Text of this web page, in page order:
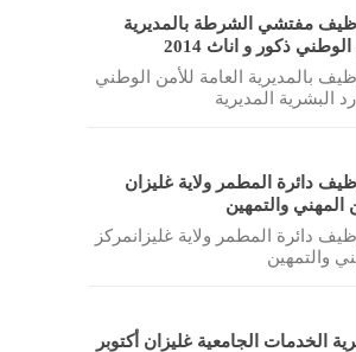
مفتشي الشرطة بالمديرية
ذكور و اناث 2014
بالمديرية العامة للأمن الوطني
البشرية المديرية
دائرة المطمر ولاية غليزان
المهني والتمهين
دائرة المطمر ولاية غليزانمركز
والتمهين
الخدمات الجامعية غليزان أكتوبر